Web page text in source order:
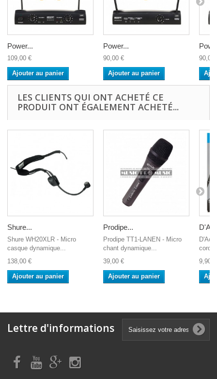
Power...
109,00 €
Ajouter au panier
Power...
90,00 €
Ajouter au panier
90,00
LES CLIENTS QUI ONT ACHETÉ CE
PRODUIT ONT ÉGALEMENT ACHETÉ...
Shure...
Shure WH20XLR - Micro
casque dynamique...
138,00 €
Ajouter au panier
Prodipe...
Prodipe TT1-LANEN - Micro
chant dynamique...
39,00 €
Ajouter au panier
9,90 €
Lettre d'informations